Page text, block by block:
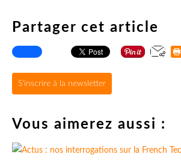
Partager cet article
S'inscrire à la newsletter
Vous aimerez aussi :